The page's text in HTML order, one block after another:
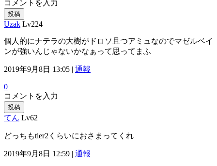
コメントを入力
投稿
Uzak Lv224
個人的にナテラの大樹がドロソ且つアミュなのでマゼルベイ
ンが強いんじゃないかなぁって思ってまふ
2019年9月8日 13:05 | 通報
0
コメントを入力
投稿
てん Lv62
どっちもtier2くらいにおさまってくれ
2019年9月8日 12:59 | 通報